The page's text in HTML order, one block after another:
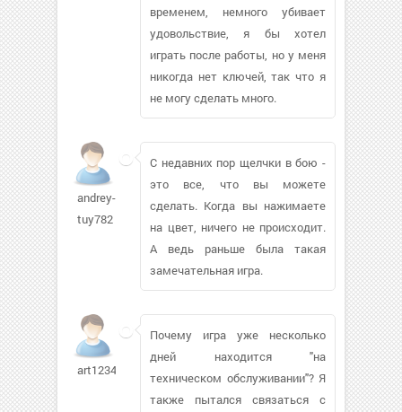
временем, немного убивает
удовольствие, я бы хотел
играть после работы, но у меня
никогда нет ключей, так что я
не могу сделать много.
andrey-
tuy782
С недавних пор щелчки в бою -
это все, что вы можете
сделать. Когда вы нажимаете
на цвет, ничего не происходит.
А ведь раньше была такая
замечательная игра.
art123456697
Почему игра уже несколько
дней находится "на
техническом обслуживании"? Я
также пытался связаться с